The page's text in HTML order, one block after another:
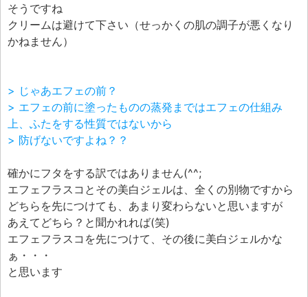
そうですね
クリームは避けて下さい（せっかくの肌の調子が悪くなり
かねません）
> じゃあエフェの前？
> エフェの前に塗ったものの蒸発まではエフェの仕組み
上、ふたをする性質ではないから
> 防げないですよね？？
確かにフタをする訳ではありません(^^;
エフェフラスコとその美白ジェルは、全くの別物ですから
どちらを先につけても、あまり変わらないと思いますが
あえてどちら？と聞かれれば(笑)
エフェフラスコを先につけて、その後に美白ジェルかな
ぁ・・・
と思います